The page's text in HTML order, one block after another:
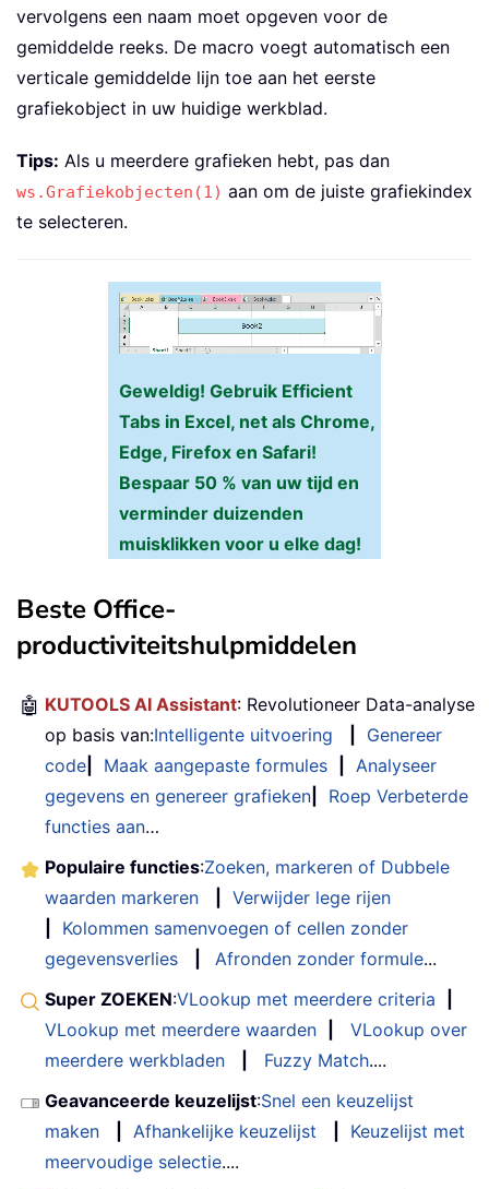
    yValues
(1) =
0
    yValues
(2) = 1
With cht.Chart
With .SeriesCollection
. Name = nameSeries
.AxisGroup = 1
End With
End With
Sub
vervolgens een naam moet opgeven voor de
gemiddelde reeks. De macro voegt automatisch een
verticale gemiddelde lijn toe aan het eerste
grafiekobject in uw huidige werkblad.
Tips: Als u meerdere grafieken hebt, pas dan
ws.Grafiekobjecten(1) aan om de juiste grafiekindex
te selecteren.
Geweldig! Gebruik Efficient
Tabs in Excel, net als Chrome,
Edge, Firefox en Safari!
Bespaar 50 % van uw tijd en
verminder duizenden
muisklikken voor u elke dag!
Beste Office-
productiviteitshulpmiddelen
🤖 KUTOOLS AI Assistant: Revolutioneer Data-analyse
op basis van:Intelligente uitvoering
Genereer
code
Maak aangepaste formules
Analyseer
gegevens en genereer grafieken
Roep Verbeterde
functies aan…
Populaire functies:Zoeken, markeren of Dubbele
waarden markeren
Verwijder lege rijen
Kolommen samenvoegen of cellen zonder
gegevensverlies
Afronden zonder formule...
Super ZOEKEN:VLookup met meerdere criteria
VLookup met meerdere waarden
VLookup over
meerdere werkbladen
Fuzzy Match....
Geavanceerde keuzelijst:Snel een keuzelijst
maken
Afhankelijke keuzelijst
Keuzelijst met
meervoudige selectie....